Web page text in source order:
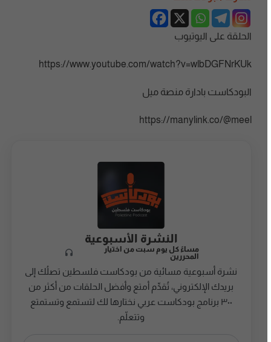
الحلقة على اليوتيوب
https://www.youtube.com/watch?v=wlbDGFNrKUk
البودكاست بادارة منصة ميل
https://manylink.co/@meel
النشرة الأسبوعية
مساءً كل يوم سبت من اختيار
المحررين
نشرة أسبوعية مسائية من بودكاست فلسطين تصلُك إلى
بريدك الإلكتروني، تُقدِّم أمتع وأفضل الحلقات من أكثر من
٣٠٠ برنامج بودكاست عربي نختارها لك لتستمع وتستمتع
وتتعلّم.